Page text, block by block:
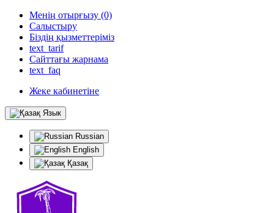
Менің отырғызу (0)
Салыстыру
Біздің қызметтеріміз
text_tarif
Сайттағы жарнама
text_faq
Жеке кабинетіне
Язык
Russian
English
Қазақ